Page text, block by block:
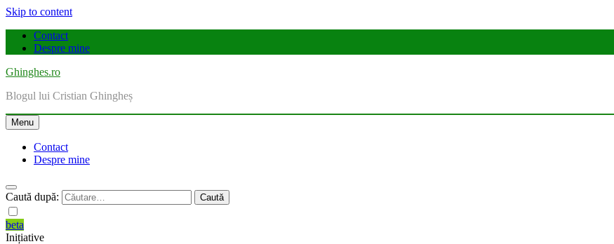
Skip to content
Contact
Despre mine
Ghinghes.ro
Blogul lui Cristian Ghingheș
Menu
Contact
Despre mine
Caută după:
beta
Inițiative